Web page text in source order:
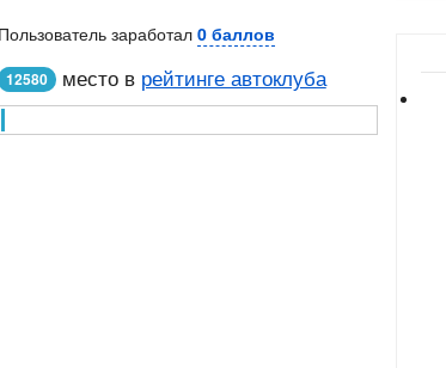
Пользователь заработал 0 баллов
12580 место в рейтинге автоклуба